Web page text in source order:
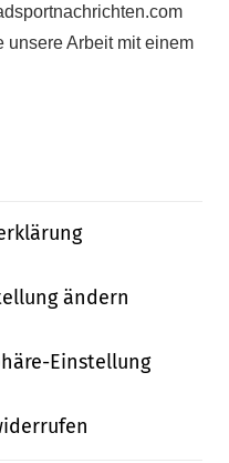
unsere Arbeit mit einem
ändern
Einstellung